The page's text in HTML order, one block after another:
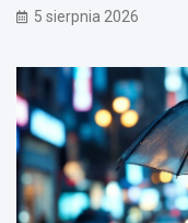
5 sierpnia 2026